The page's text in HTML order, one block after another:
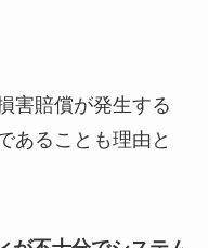
害賠償が発生する
あることも理由と